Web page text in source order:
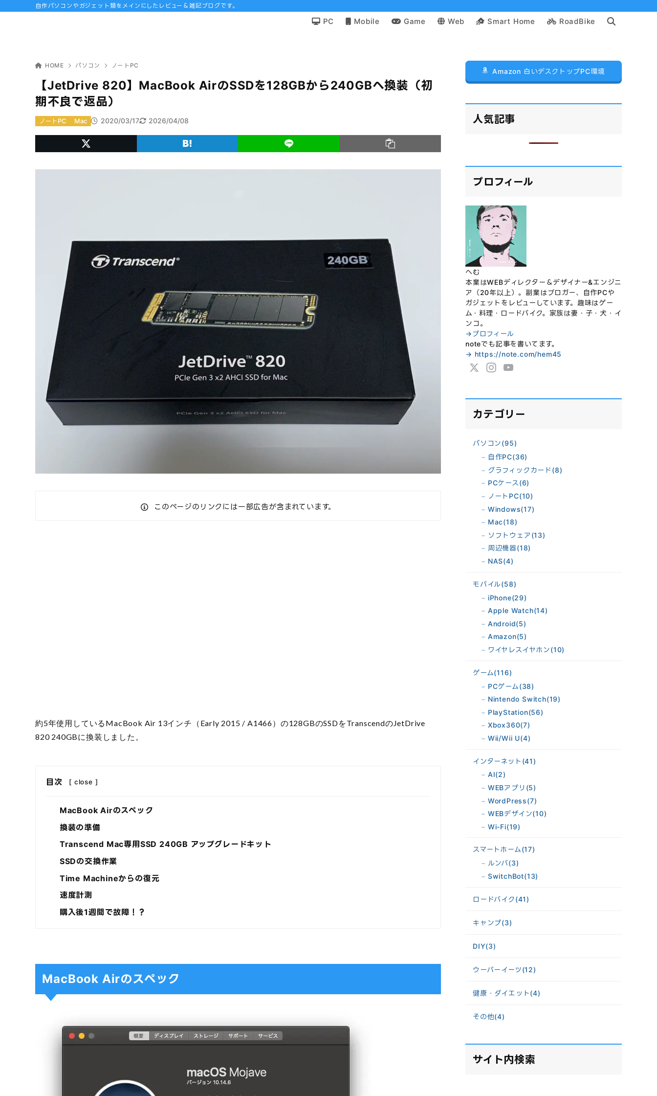
自作パソコンやガジェット類をメインにしたレビュー＆雑記ブログです。
PC Mobile Game Web Smart Home RoadBike
HOME パソコン ノートPC
【JetDrive 820】MacBook AirのSSDを128GBから240GBへ換装（初
期不良で返品）
2020/03/17 2026/04/08
ノートPC Mac
このページのリンクには一部広告が含まれています。
約5年使用しているMacBook Air 13インチ（Early 2015 / A1466）の128GBのSSDをTranscendのJetDrive
820 240GBに換装しました。
目次 [ close ]
MacBook Airのスペック
換装の準備
Transcend Mac専用SSD 240GB アップグレードキット
SSDの交換作業
Time Machineからの復元
速度計測
購入後1週間で故障！？
MacBook Airのスペック
Amazon 白いデスクトップPC環境
人気記事
プロフィール
へむ
本業はWEBディレクター＆デザイナー&エンジニ
ア（20年以上）。副業はブロガー、自作PCや
ガジェットをレビューしています。趣味はゲー
ム・料理・ロードバイク。家族は妻・子・犬・イ
ンコ。
→プロフィール
noteでも記事を書いてます。
→ https://note.com/hem45
カテゴリー
パソコン(95)
自作PC(36)
グラフィックカード (8)
PCケース(6)
ノートPC(10)
Windows(17)
Mac(18)
ソフトウェア (13)
周辺機器(18)
NAS(4)
モバイル(58)
iPhone(29)
Apple Watch(14)
Android(5)
Amazon(5)
ワイヤレスイヤホン(10)
ゲーム(116)
PCゲーム(38)
Nintendo Switch(19)
PlayStation(56)
Xbox360(7)
Wii/Wii U(4)
インターネット (41)
AI(2)
WEBアプリ (5)
WordPress(7)
WEBデザイン(10)
Wi-Fi(19)
スマートホーム(17)
ルンバ(3)
SwitchBot(13)
ロードバイク(41)
キャンプ(3)
DIY(3)
ウーバーイーツ(12)
健康・ダイエット(4)
その他(4)
サイト内検索